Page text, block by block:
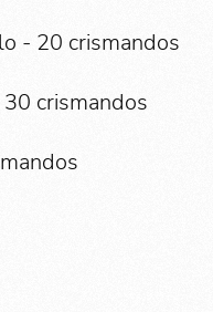
- 20 crismandos
30 crismandos